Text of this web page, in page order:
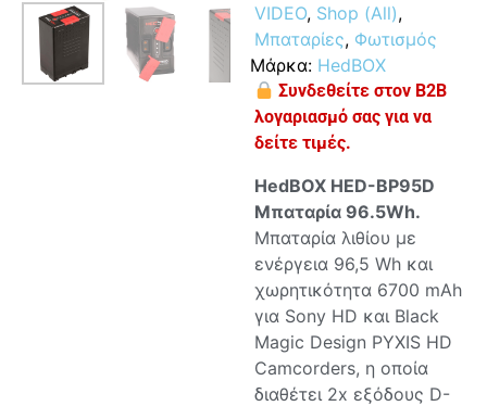
VIDEO, Shop (All),
Μπαταρίες, Φωτισμός
Μάρκα: HedBOX
Συνδεθείτε στον B2B
λογαριασμό σας για να
δείτε τιμές.
HedBOX HED-BP95D
Μπαταρία 96.5Wh.
Μπαταρία λιθίου με
ενέργεια 96,5 Wh και
χωρητικότητα 6700 mAh
για Sony HD και Black
Magic Design PYXIS HD
Camcorders, η οποία
διαθέτει 2x εξόδους D-